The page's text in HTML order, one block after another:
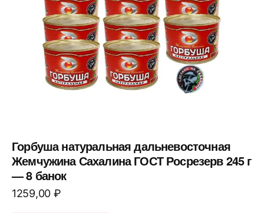
Горбуша натуральная дальневосточная
Жемчужина Сахалина ГОСТ Росрезерв 245 г
— 8 банок
1259,00 ₽